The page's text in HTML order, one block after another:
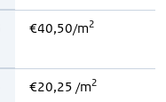
€40,50/m2
€20,25 /m2